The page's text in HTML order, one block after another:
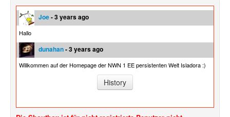
Joe- 3 years ago
Hallo
dunahan- 3 years ago
Willkommen auf der Homepage der NWN 1 EE persistenten Welt Isladora :)
History